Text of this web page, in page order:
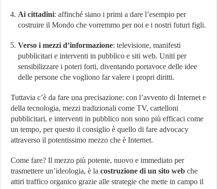
Ai cittadini: affinché siano i primi a dare l’esempio per
costruire il Mondo che vorremmo per noi e i nostri futuri figli.
Verso i mezzi d’informazione: televisione, manifesti
pubblicitari e interventi in pubblico e siti web. Uniti per
sensibilizzare i poteri forti, diventando portavoce delle idee
delle persone che vogliono far valere i propri diritti.
Tuttavia c’è da fare una precisazione: con l’avvento di Internet e
della tecnologia, mezzi tradizionali come TV, cartelloni
pubblicitari, e interventi in pubblico non sono più efficaci come
un tempo, per questo il consiglio è quello di fare advocacy
attraverso il potentissimo mezzo che è Internet.
Come fare? Il mezzo più potente, nuovo e immediato per
trasmettere un’ideologia, è lacostruzione di un sito web che
attiri traffico organico grazie alle strategie che mette in campo il